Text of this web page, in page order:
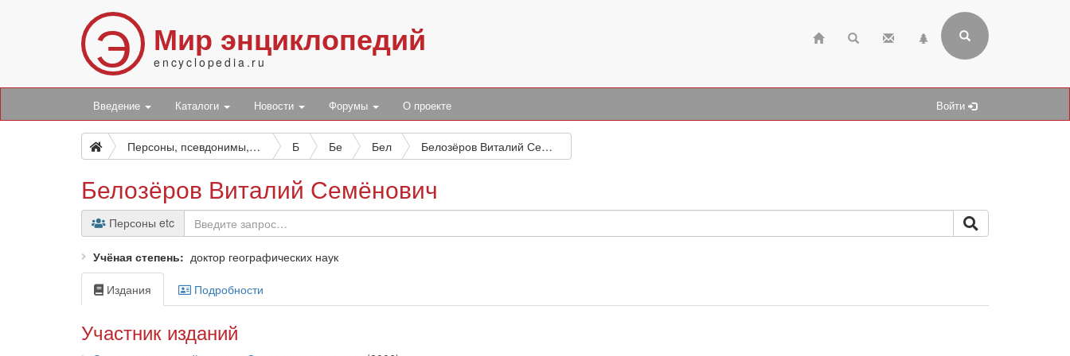
Э Мир энциклопедий
encyclopedia.ru
Введение Каталоги Новости Форумы О проекте Войти
Персоны, псевдонимы, персонажи и боты Б Бе Бел Белозёров Виталий Семёнович
Белозёров Виталий Семёнович
Персоны etc
Учёная степень доктор географических наук
Издания Подробности
Участник изданий